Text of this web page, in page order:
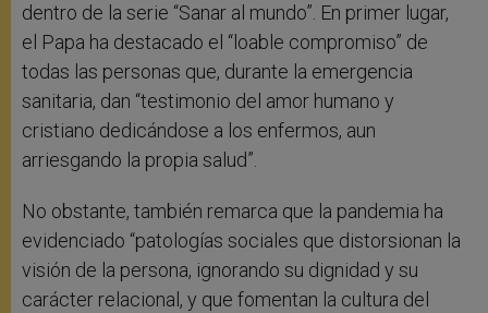
dentro de la serie “Sanar al mundo”. En primer lugar,
el Papa ha destacado el “loable compromiso” de
todas las personas que, durante la emergencia
sanitaria, dan “testimonio del amor humano y
cristiano dedicándose a los enfermos, aun
arriesgando la propia salud”.
No obstante, también remarca que la pandemia ha
evidenciado “patologías sociales que distorsionan la
visión de la persona, ignorando su dignidad y su
carácter relacional, y que fomentan la cultura del